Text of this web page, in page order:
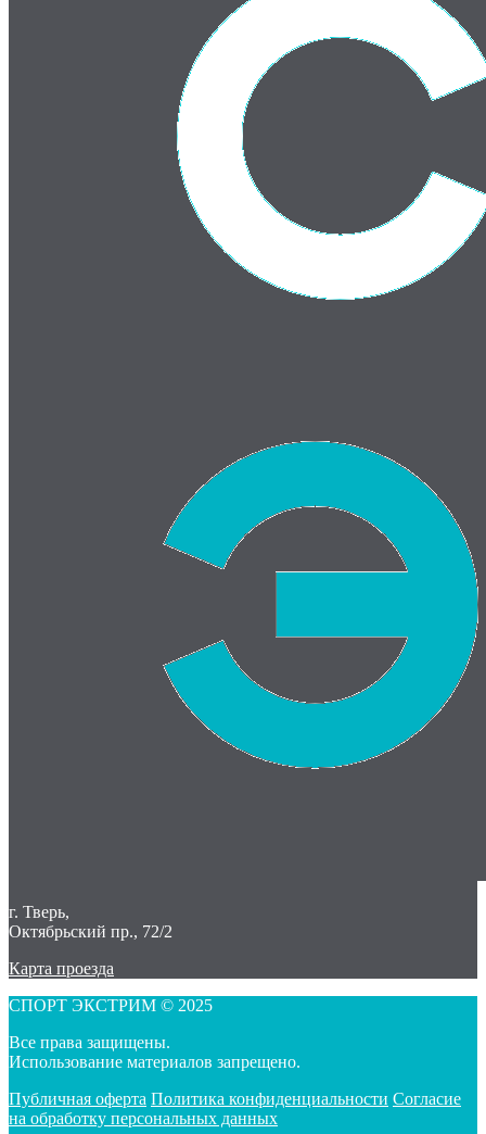
г. Тверь,
Октябрьский пр., 72/2
Карта проезда
СПОРТ ЭКСТРИМ © 2025
Все права защищены.
Использование материалов запрещено.
Публичная оферта Политика конфиденциальности Согласие
на обработку персональных данных